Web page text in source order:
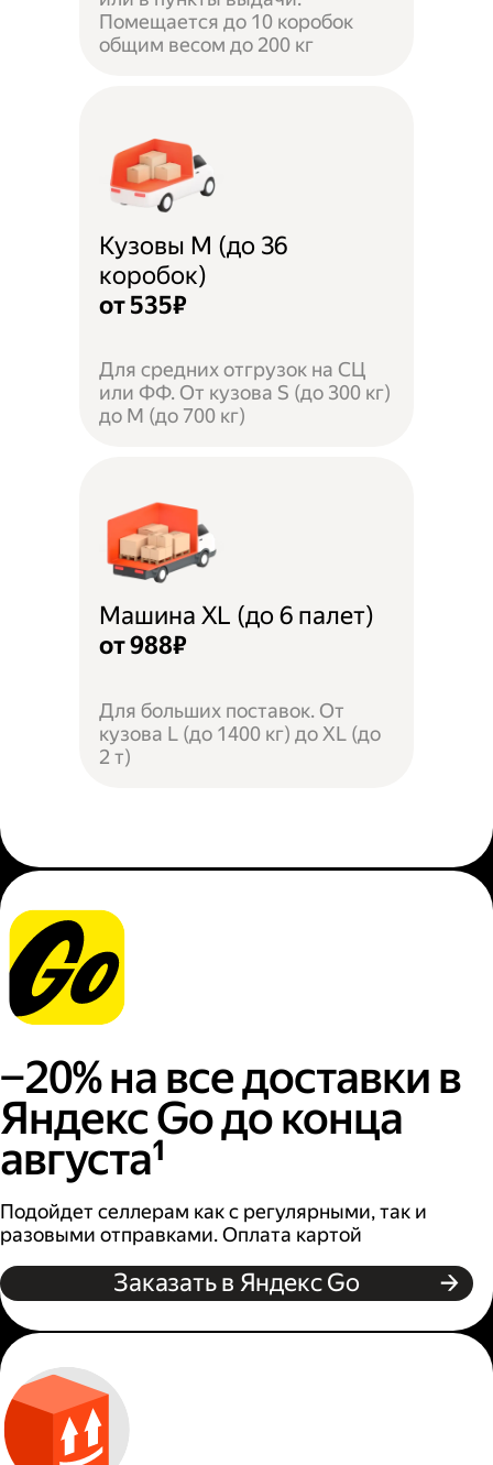
Помещается до 10 коробок
общим весом до 200 кг
Кузовы M (до 36
коробок)
от 535₽
Для средних отгрузок на СЦ
или ФФ. От кузова S (до 300 кг)
до M (до 700 кг)
Машина XL (до 6 палет)
от 988₽
Для больших поставок. От
кузова L (до 1400 кг) до XL (до
2 т)
−20% на все доставки в
Яндекс Go до конца
августа¹
Подойдет селлерам как с регулярными, так и
разовыми отправками. Оплата картой
Заказать в Яндекс Go